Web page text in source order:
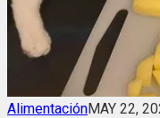
AlimentaciónMAY 22,